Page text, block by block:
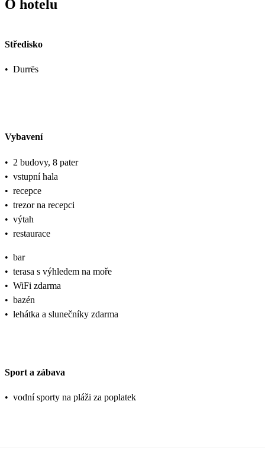
O hotelu
Středisko
• Durrës
Vybavení
• 2 budovy, 8 pater
• vstupní hala
• recepce
• trezor na recepci
• výtah
• restaurace
• bar
• terasa s výhledem na moře
• WiFi zdarma
• bazén
• lehátka a slunečníky zdarma
Sport a zábava
• vodní sporty na pláži za poplatek